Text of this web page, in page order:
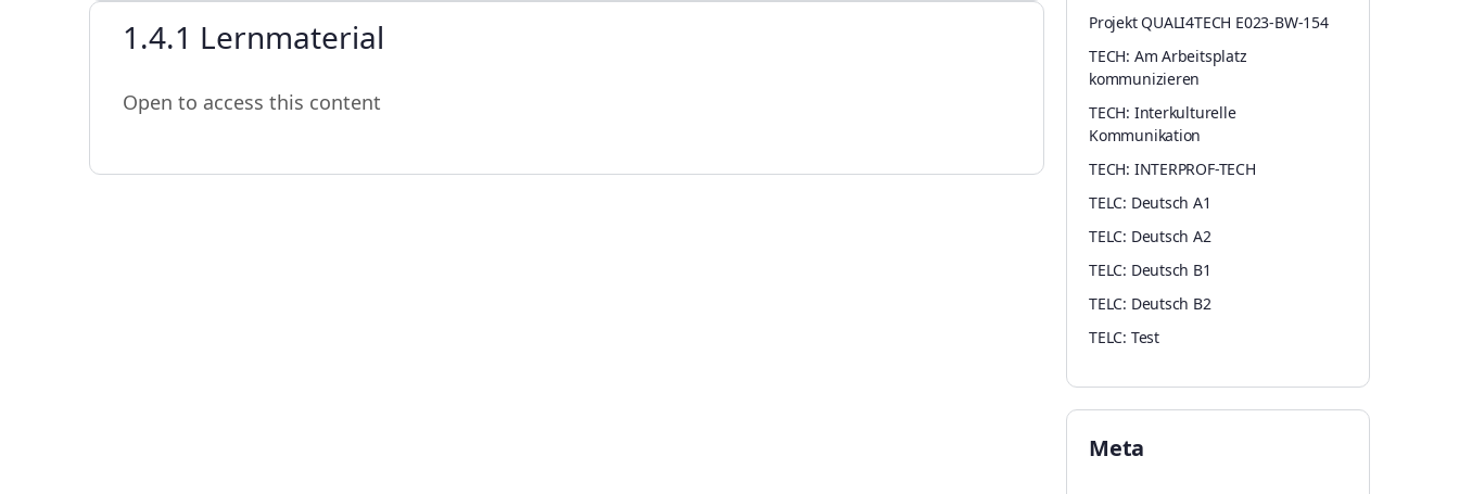
1.4.1 Lernmaterial
Open to access this content
Projekt QUALI4TECH E023-BW-154
TECH: Am Arbeitsplatz
kommunizieren
TECH: Interkulturelle
Kommunikation
TECH: INTERPROF-TECH
TELC: Deutsch A1
TELC: Deutsch A2
TELC: Deutsch B1
TELC: Deutsch B2
TELC: Test
Meta